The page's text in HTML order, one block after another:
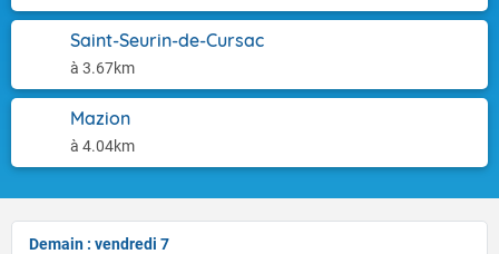
Saint-Seurin-de-Cursac
à 3.67km
Mazion
à 4.04km
Demain : vendredi 7